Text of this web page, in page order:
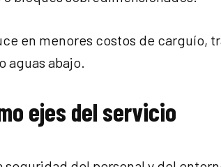
en menores costos de carguío,
aguas abajo.
ejes del servicio